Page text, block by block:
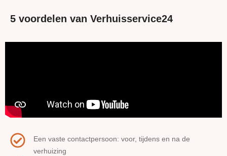
5 voordelen van Verhuisservice24
Een vaste contactpersoon: voor, tijdens en na de
verhuizing